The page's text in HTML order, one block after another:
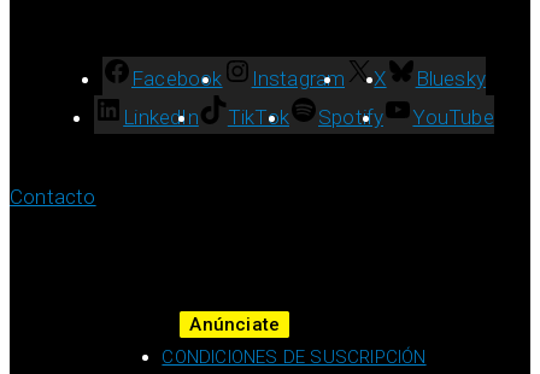
Facebook Instagram X
Bluesky
LinkedIn
TikTok Spotify YouTube
Contacto
Anúnciate
CONDICIONES DE SUSCRIPCIÓN